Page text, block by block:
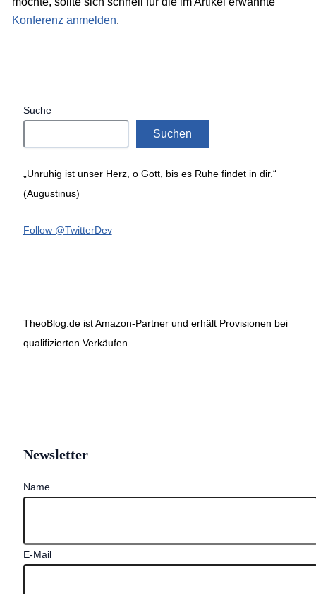
Konferenz anmelden.
Suche
Suchen
„Unruhig ist unser Herz, o Gott, bis es Ruhe findet in dir.“
(Augustinus)
Follow @TwitterDev
TheoBlog.de ist Amazon-Partner und erhält Provisionen bei
qualifizierten Verkäufen.
Newsletter
Name
E-Mail